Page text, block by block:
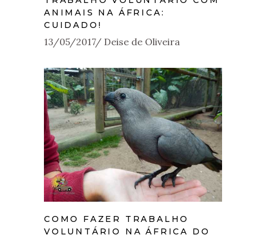
ANIMAIS NA ÁFRICA:
CUIDADO!
13/05/2017 Deise de Oliveira
COMO FAZER TRABALHO
VOLUNTÁRIO NA ÁFRICA DO